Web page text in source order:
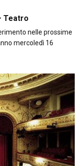
Teatro
nelle prossime
mercoledì 16